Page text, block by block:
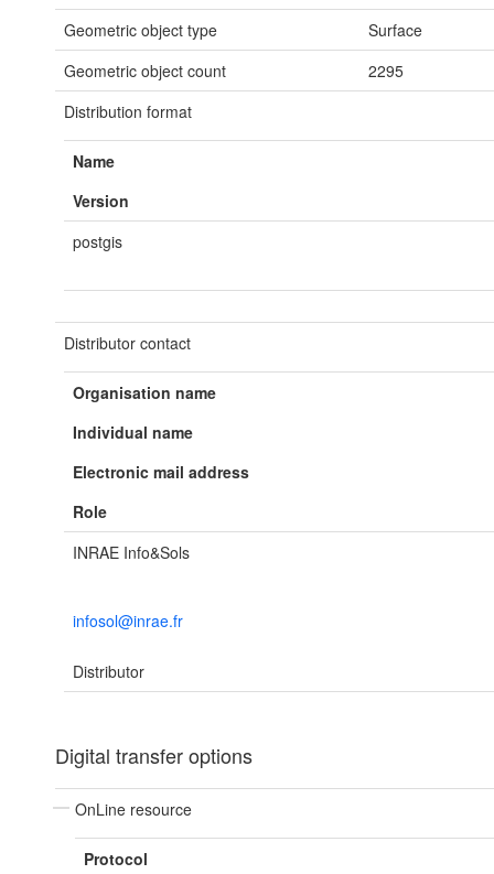
Geometric object type
Surface
Geometric object count
2295
Distribution format
Name
Version
postgis
Distributor contact
Organisation name
Individual name
Electronic mail address
Role
INRAE Info&Sols
infosol@inrae.fr
Distributor
Digital transfer options
OnLine resource
Protocol